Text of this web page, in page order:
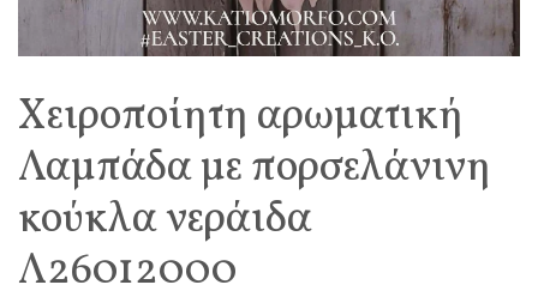
Χειροποίητη αρωματική
Λαμπάδα με πορσελάνινη
κούκλα νεράιδα
Λ26012000